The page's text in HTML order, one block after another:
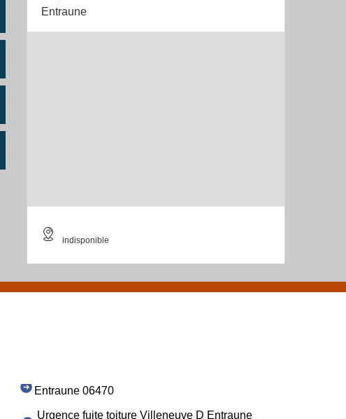
Entraune
indisponible
Entraune 06470
Urgence fuite toiture Villeneuve D Entraune